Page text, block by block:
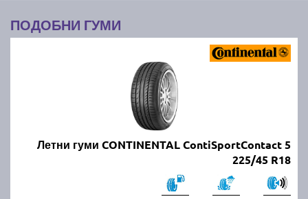
ПОДОБНИ ГУМИ
Летни гуми CONTINENTAL ContiSportContact 5
225/45 R18